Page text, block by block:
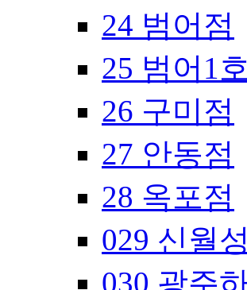
24 범어점
25 범어1
26 구미점
27 안동점
28 옥포점
029 신월
030 광주